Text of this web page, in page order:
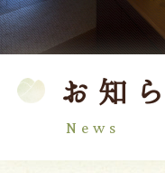
お知
News
TOP
温泉
料理
館内